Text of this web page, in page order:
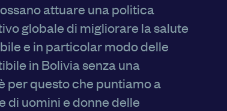
attuare una politica
globale di migliorare la salute
e in particolar modo delle
in Bolivia senza una
per questo che puntiamo a
di uomini e donne delle